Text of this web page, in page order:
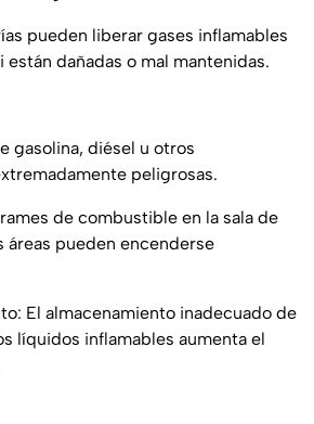
pueden liberar gases inflamables
dañadas o mal mantenidas.
gasolina, diésel u otros
peligrosas.
de combustible en la sala de
áreas pueden encenderse
El almacenamiento inadecuado de
líquidos inflamables aumenta el